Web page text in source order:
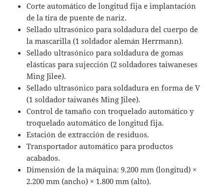
Corte automático de longitud fija e implantación
de la tira de puente de nariz.
Sellado ultrasónico para soldadura del cuerpo de
la mascarilla (1 soldador alemán Herrmann).
Sellado ultrasónico para soldadura de gomas
elásticas para sujección (2 soldadores taiwaneses
Ming Jilee).
Sellado ultrasónico para soldadura en forma de V
(1 soldador taiwanés Ming Jilee).
Control de tamaño con troquelado automático y
troquelado automático de longitud fija.
Estación de extracción de residuos.
Transportador automático para productos
acabados.
Dimensión de la máquina: 9.200 mm (longitud) ×
2.200 mm (ancho) × 1.800 mm (alto).